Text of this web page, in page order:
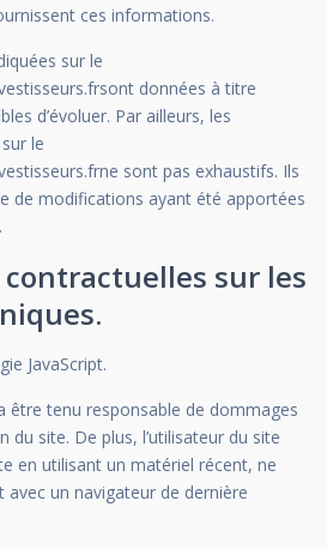
ces informations.
sur le
données à titre
d’évoluer. Par ailleurs, les
le
sont pas exhaustifs. Ils
de modifications ayant été apportées
sur les
JavaScript.
être tenu responsable de dommages
du site. De plus, l’utilisateur du site
en utilisant un matériel récent, ne
un navigateur de dernière